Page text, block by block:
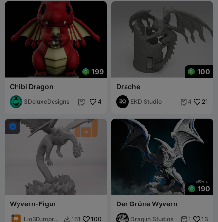
199
Chibi Dragon
3DeluxeDesigns  4
100
Drache
EKD Studio  4 21

Wyvern-Figur
Lio3D.impresi
 161 100
190
Der Grüne Wyvern
Dragun Studios  1 13